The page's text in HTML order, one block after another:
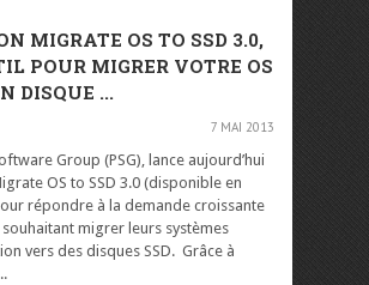
MIGRATE OS TO SSD 3.0,
POUR MIGRER VOTRE OS
DISQUE ...
7 MAI 2013
Group (PSG), lance aujourd’hui
OS to SSD 3.0 (disponible en
répondre à la demande croissante
migrer leurs systèmes
vers des disques SSD. Grâce à